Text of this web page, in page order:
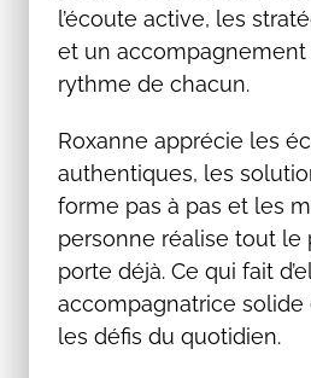
l’écoute active, les
et un
rythme de chacun.
Roxanne apprécie les
authentiques, les
forme pas à pas et les
personne réalise tout le
porte déjà. Ce qui fait
accompagnatrice solide
les défis du quotidien.